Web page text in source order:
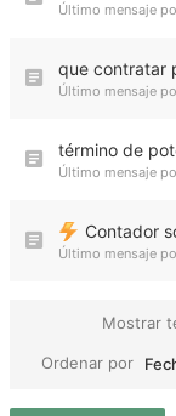
Último mensaje
que contratar
Último mensaje
término de
Último mensaje
Contador
Último mensaje
Mostrar
Ordenar por